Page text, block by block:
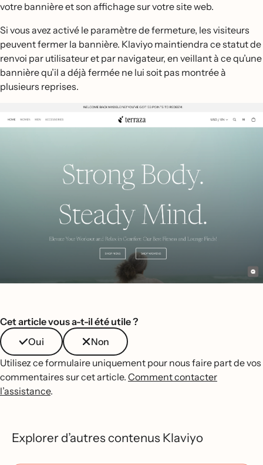
votre bannière et son affichage sur votre site web.
Si vous avez activé le paramètre de fermeture, les visiteurs
peuvent fermer la bannière. Klaviyo maintiendra ce statut de
renvoi par utilisateur et par navigateur, en veillant à ce qu’une
bannière qu’il a déjà fermée ne lui soit pas montrée à
plusieurs reprises.
Cet article vous a-t-il été utile ?
Oui
Non
Utilisez ce formulaire uniquement pour nous faire part de vos
commentaires sur cet article. Comment contacter
l’assistance.
Explorer d’autres contenus Klaviyo